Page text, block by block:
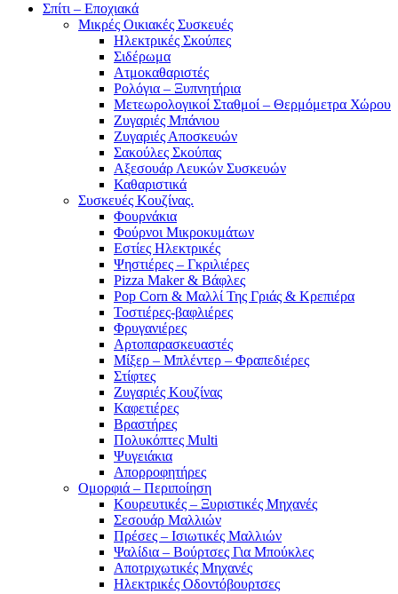
Σπίτι – Εποχιακά
Μικρές Οικιακές Συσκευές
Ηλεκτρικές Σκούπες
Σιδέρωμα
Ατμοκαθαριστές
Ρολόγια – Ξυπνητήρια
Μετεωρολογικοί Σταθμοί – Θερμόμετρα Χώρου
Ζυγαριές Μπάνιου
Ζυγαριές Αποσκευών
Σακούλες Σκούπας
Αξεσουάρ Λευκών Συσκευών
Καθαριστικά
Συσκευές Κουζίνας.
Φουρνάκια
Φούρνοι Μικροκυμάτων
Εστίες Ηλεκτρικές
Ψηστιέρες – Γκριλιέρες
Pizza Maker & Βάφλες
Pop Corn & Μαλλί Της Γριάς & Κρεπιέρα
Τοστιέρες-βαφλιέρες
Φρυγανιέρες
Αρτοπαρασκευαστές
Μίξερ – Μπλέντερ – Φραπεδιέρες
Στίφτες
Ζυγαριές Κουζίνας
Καφετιέρες
Βραστήρες
Πολυκόπτες Multi
Ψυγειάκια
Απορροφητήρες
Ομορφιά – Περιποίηση
Κουρευτικές – Ξυριστικές Μηχανές
Σεσουάρ Μαλλιών
Πρέσες – Ισιωτικές Μαλλιών
Ψαλίδια – Βούρτσες Για Μπούκλες
Αποτριχωτικές Μηχανές
Ηλεκτρικές Οδοντόβουρτσες